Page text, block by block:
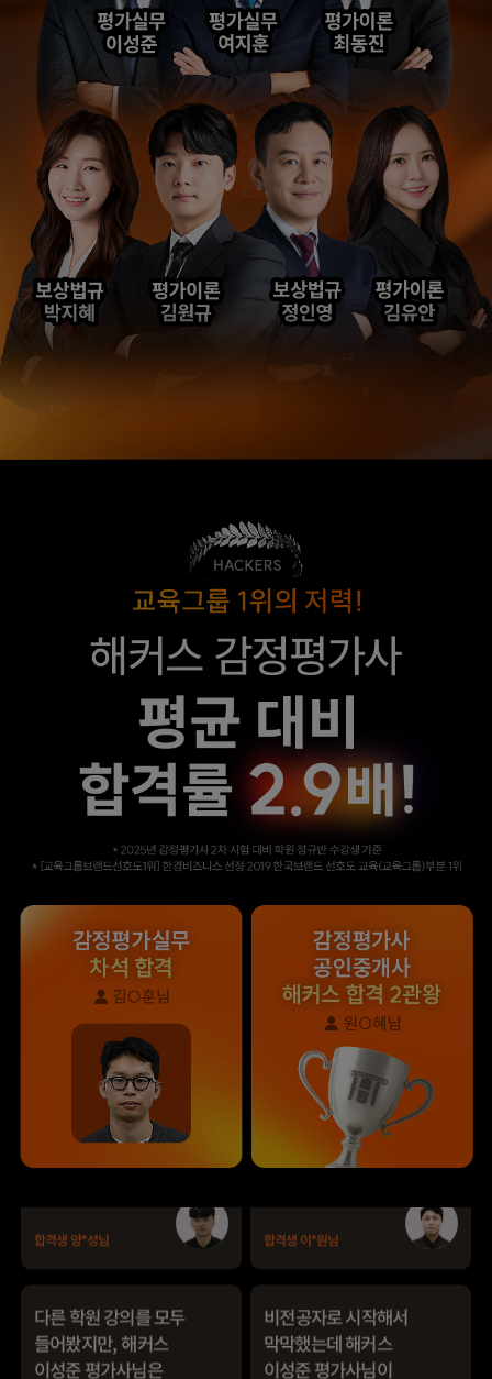
합격생 김*현님 합격생 김*훈님
해커스에서 시작했으면
더 빨리 합격하지
않았을까 생각하고,
주변 분들에게도
감정평가사 시작은
해커스에서 하라고
추천합니다.
합격생 김*훈님
해커스 여지훈
평가사님의 기출강의와
GS를 통해 넉넉한 실무
점수를 받으며 합격할 수
있었습니다.
합격생 이*원님
해커스에서 시작했으면
더 빨리 합격하지
않았을까 생각하고,
주변 분들에게도
감정평가사 시작은
해커스에서 하라고
추천합니다.
합격생 김*훈님
해커스 여지훈
평가사님의 기출강의와
GS를 통해 넉넉한 실무
점수를 받으며 합격할 수
있었습니다.
합격생 김*인님
해커스의 선생님들의
강의력이 너무 좋았어요.
덕분에 노베이스로
합격생 양*성님
해커스의 선생님들이
직접 답안을 봐주시고
피드백 해주셔서 합격할
수 있었습니다.
합격생 이*원님
이성준 평가사님은
센세이셔널 하고,
되었습니다.
합격생 박*원님
본 합격생은 이성준 선생님 강의
비전공자로 시작해서
이성준 평가사님이
시키는대로
합격이라는 결과를 받을
수 있었습니다.
합격생 성*남님
본 합격생은 이성준 선생님 강의